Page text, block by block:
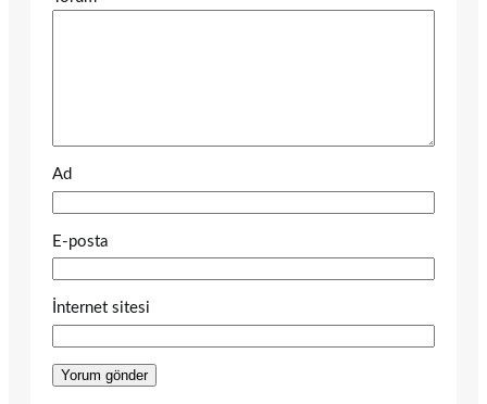
Ad
E-posta
İnternet sitesi